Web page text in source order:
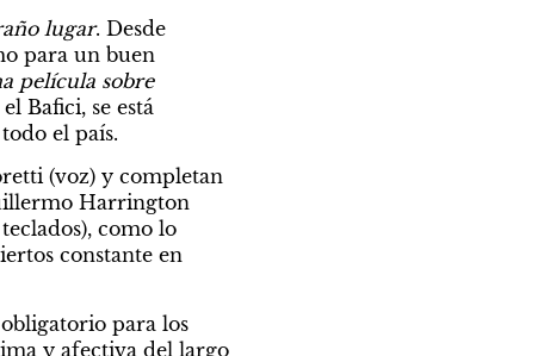
lugar. Desde
para un buen
película sobre
Bafici, se está
el país.
(voz) y completan
Harrington
como lo
constante en
para los
y afectiva del largo